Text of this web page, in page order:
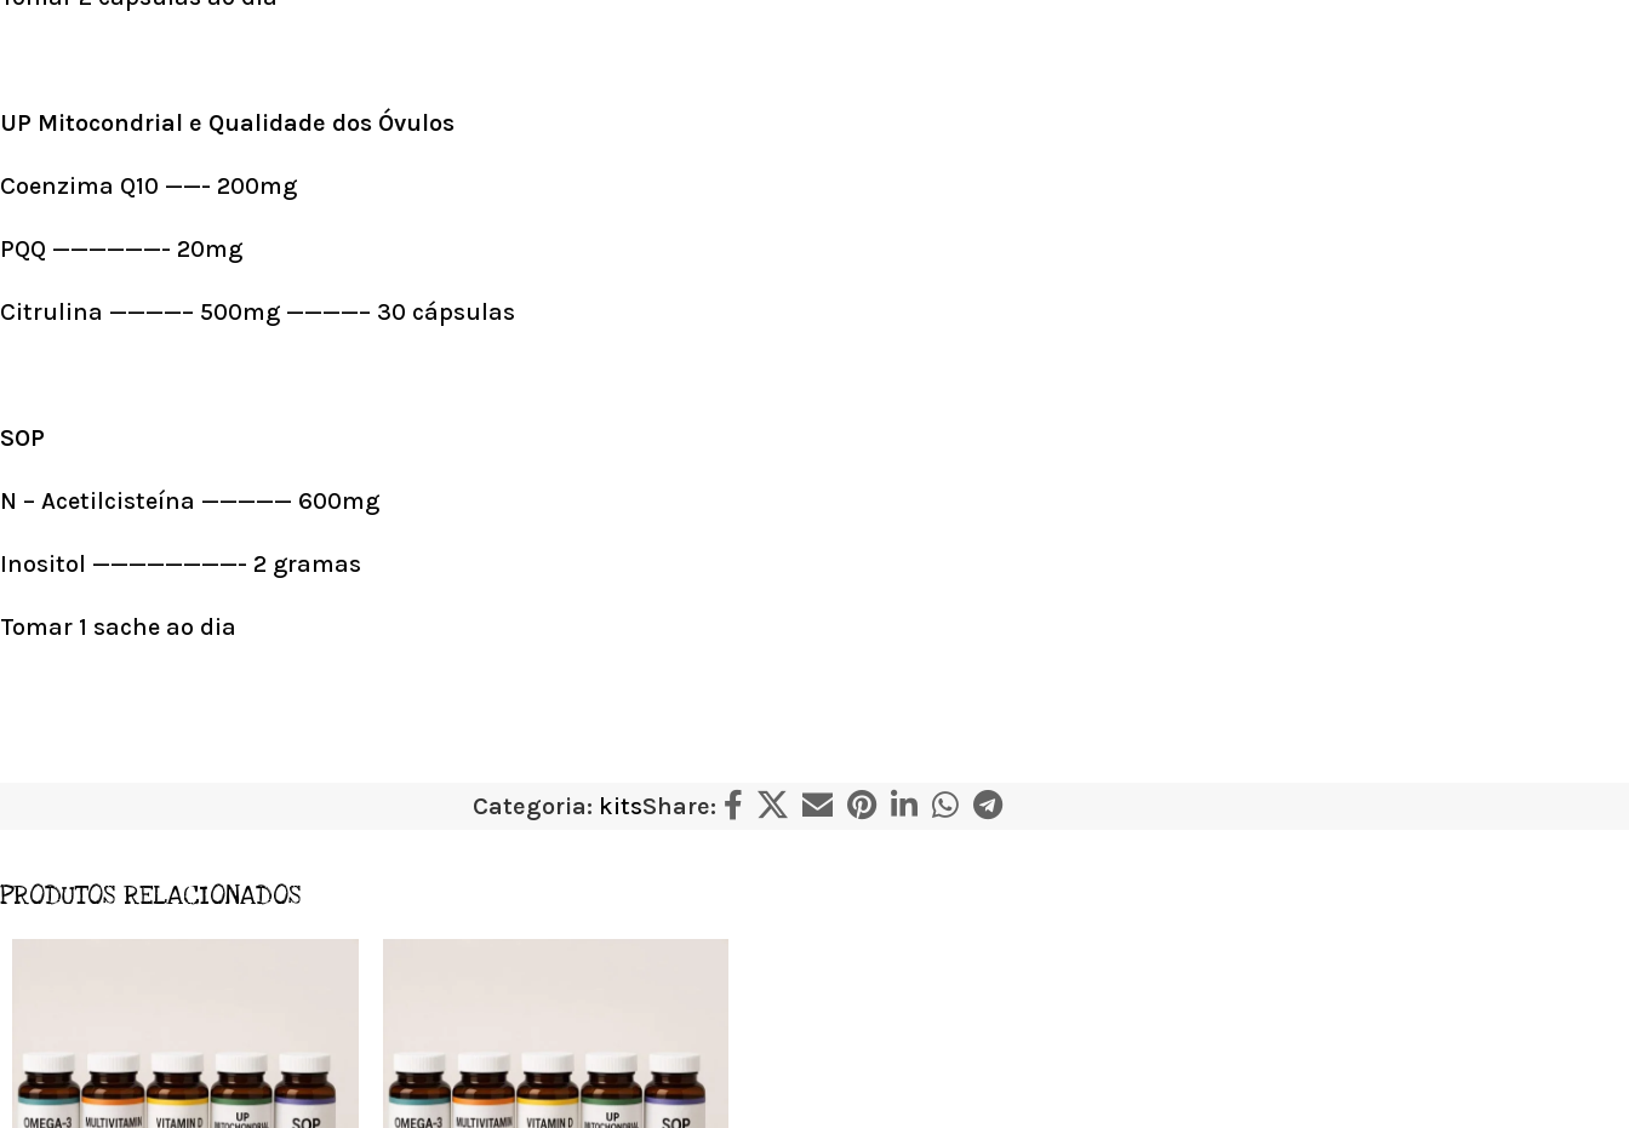
UP Mitocondrial e Qualidade dos Óvulos
Coenzima Q10 ——- 200mg
PQQ ——————- 20mg
Citrulina ————– 500mg ————– 30 cápsulas
SOP
N – Acetilcisteína ————— 600mg
Inositol ————————- 2 gramas
Tomar 1 sache ao dia
Categoria: kitsShare:
PRODUTOS RELACIONADOS